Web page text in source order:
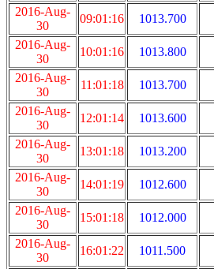
2016-Aug-
30
09:01:16 1013.700
2016-Aug-
30
10:01:16 1013.800
2016-Aug-
30
11:01:18 1013.700
2016-Aug-
30
12:01:14 1013.600
2016-Aug-
30
13:01:18 1013.200
2016-Aug-
30
14:01:19 1012.600
2016-Aug-
30
15:01:18 1012.000
2016-Aug-
30
16:01:22 1011.500